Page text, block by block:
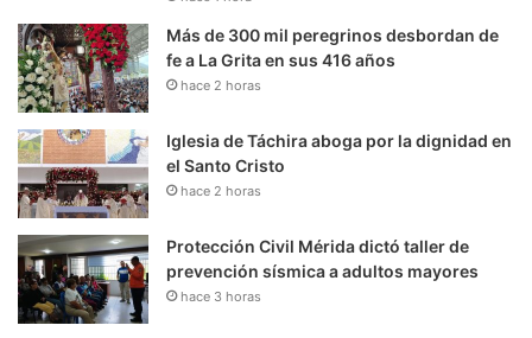
Más de 300 mil peregrinos desbordan de
fe a La Grita en sus 416 años
hace 2 horas
Iglesia de Táchira aboga por la dignidad en
el Santo Cristo
hace 2 horas
Protección Civil Mérida dictó taller de
prevención sísmica a adultos mayores
hace 3 horas